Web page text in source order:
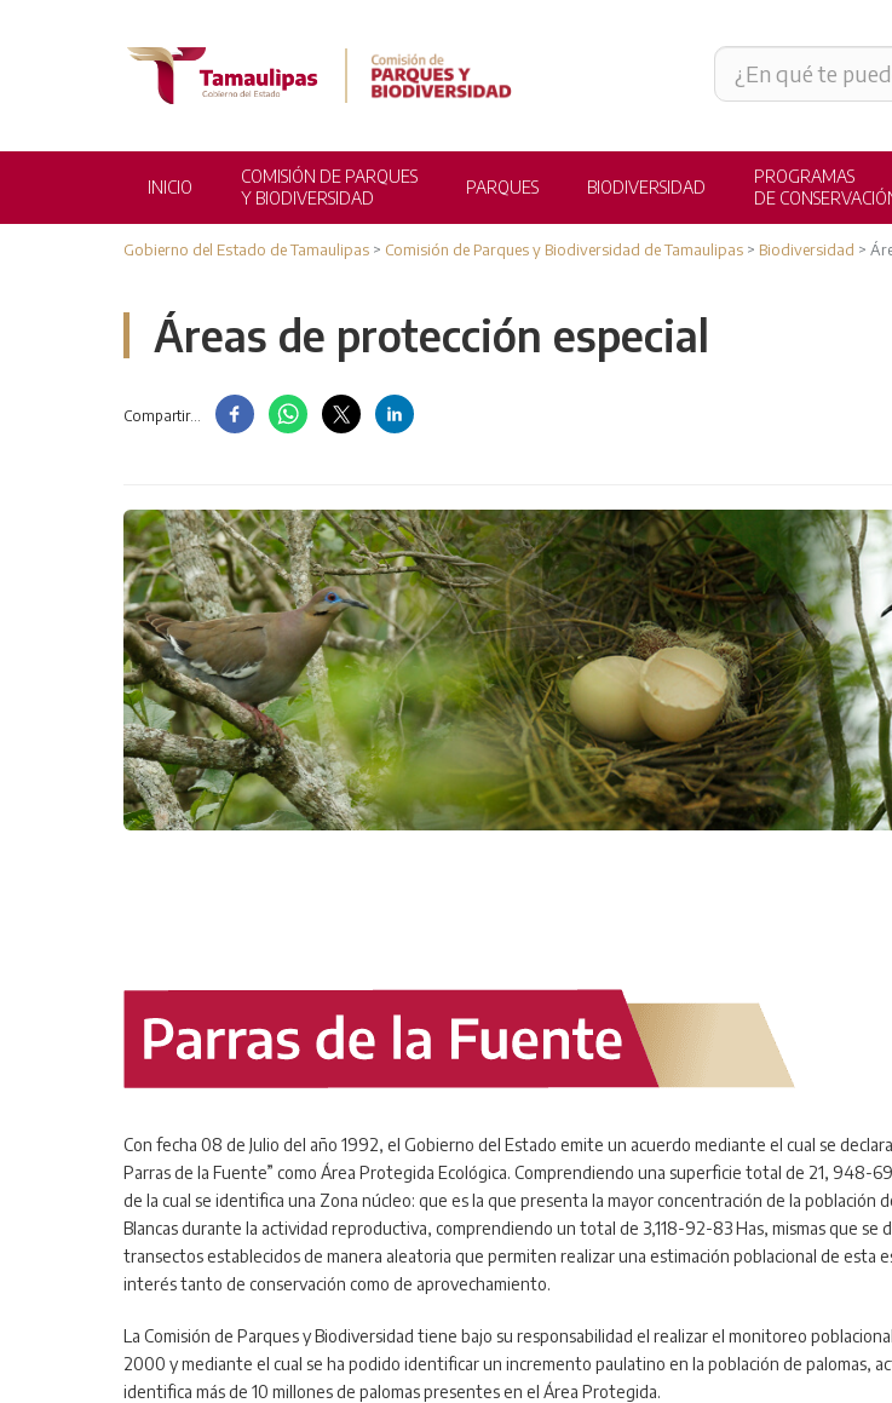
INICIO
COMISIÓN DE PARQUES
Y BIODIVERSIDAD
PARQUES BIODIVERSIDAD
PROGRAMAS
DE
Gobierno del Estado de Tamaulipas > Comisión de Parques y Biodiversidad de Tamaulipas > Biodiversidad >
Áreas de protección especial
Compartir...
Con fecha 08 de Julio del año 1992, el Gobierno del Estado emite un acuerdo mediante el cual se declara
Parras de la Fuente” como Área Protegida Ecológica. Comprendiendo una superficie total de 21, 948-
de la cual se identifica una Zona núcleo: que es la que presenta la mayor concentración de la población
Blancas durante la actividad reproductiva, comprendiendo un total de 3,118-92-83 Has, mismas que se
transectos establecidos de manera aleatoria que permiten realizar una estimación poblacional de esta
interés tanto de conservación como de aprovechamiento.
La Comisión de Parques y Biodiversidad tiene bajo su responsabilidad el realizar el monitoreo
2000 y mediante el cual se ha podido identificar un incremento paulatino en la población de palomas,
identifica más de 10 millones de palomas presentes en el Área Protegida.